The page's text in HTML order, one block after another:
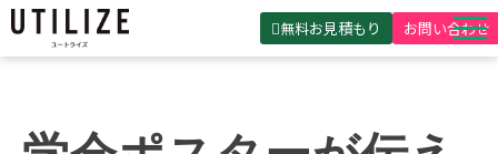
無料お見積もり お問い合わせ